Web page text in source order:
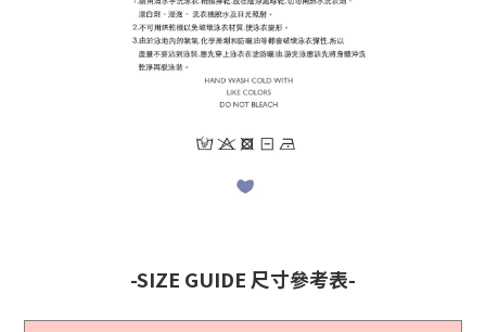
-SIZE GUIDE 尺寸參考表-